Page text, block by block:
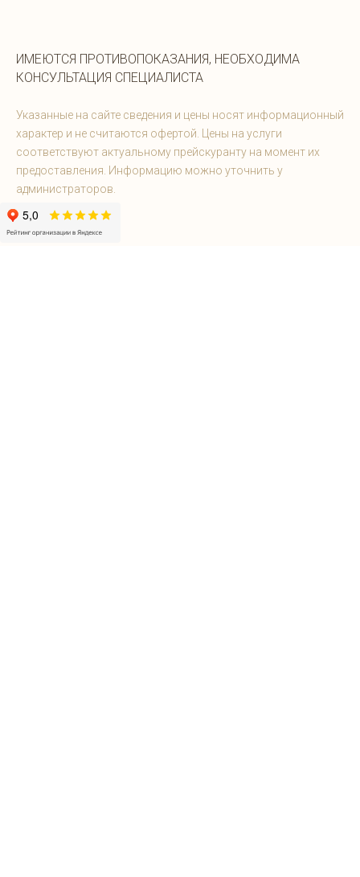
ИМЕЮТСЯ ПРОТИВОПОКАЗАНИЯ, НЕОБХОДИМА
КОНСУЛЬТАЦИЯ СПЕЦИАЛИСТА
Указанные на сайте сведения и цены носят информационный
характер и не считаются офертой. Цены на услуги
соответствуют актуальному прейскуранту на момент их
предоставления. Информацию можно уточнить у
администраторов.